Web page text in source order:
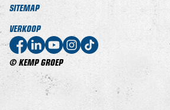
© KEMP GROEP
SITEMAP
VERKOOP